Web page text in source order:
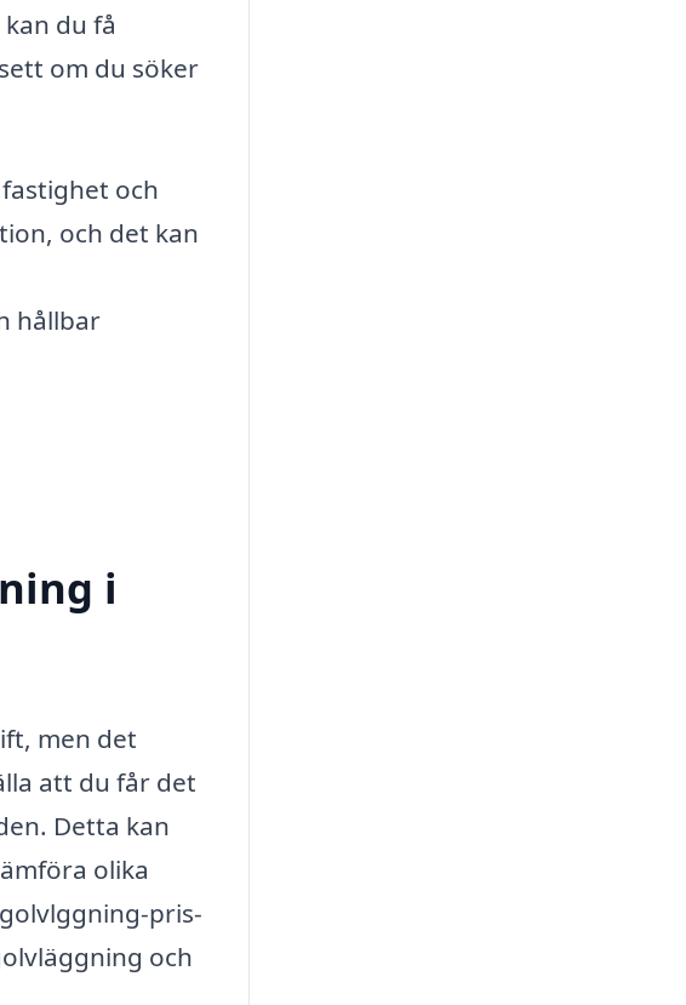
du få
om du söker
och
och det kan
hållbar
i
men det
att du får det
Detta kan
olika
pris-
och